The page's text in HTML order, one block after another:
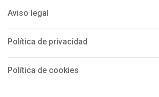
Aviso legal
Política de privacidad
Política de cookies